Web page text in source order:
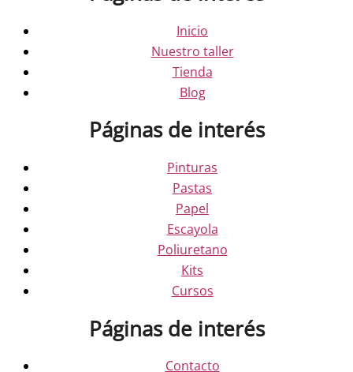
Inicio
Nuestro taller
Tienda
Blog
Páginas de interés
Pinturas
Pastas
Papel
Escayola
Poliuretano
Kits
Cursos
Páginas de interés
Contacto